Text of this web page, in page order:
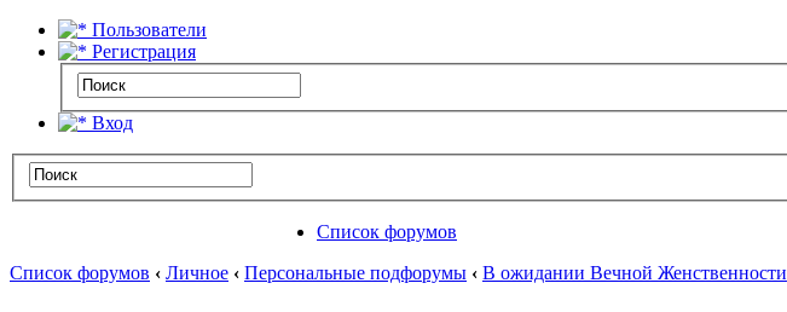
Пользователи
Регистрация
Вход
Список форумов
Список форумов ‹ Личное ‹ Персональные подфорумы ‹ В ожидании Вечной Женственности